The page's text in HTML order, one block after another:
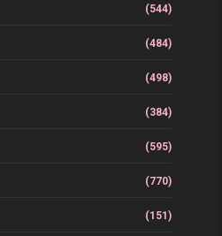
(544)
(484)
(498)
(384)
(595)
(770)
(151)